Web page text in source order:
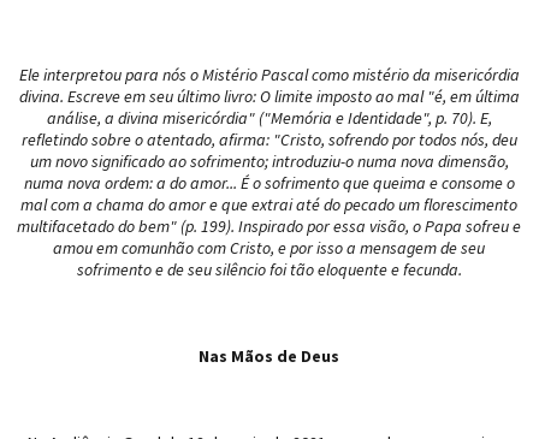
Ele interpretou para nós o Mistério Pascal como mistério da misericórdia
divina. Escreve em seu último livro: O limite imposto ao mal "é, em última
análise, a divina misericórdia" ("Memória e Identidade", p. 70). E,
refletindo sobre o atentado, afirma: "Cristo, sofrendo por todos nós, deu
um novo significado ao sofrimento; introduziu-o numa nova dimensão,
numa nova ordem: a do amor... É o sofrimento que queima e consome o
mal com a chama do amor e que extrai até do pecado um florescimento
multifacetado do bem" (p. 199). Inspirado por essa visão, o Papa sofreu e
amou em comunhão com Cristo, e por isso a mensagem de seu
sofrimento e de seu silêncio foi tão eloquente e fecunda.
Nas Mãos de Deus